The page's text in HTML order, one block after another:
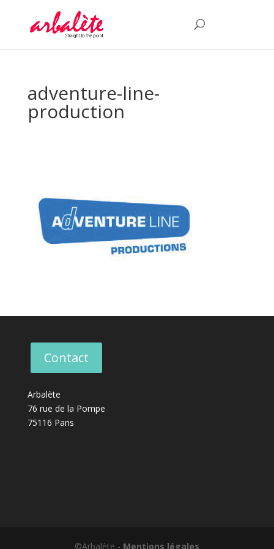
adventure-line-
production
Contact
Arbalète
76 rue de la Pompe
75116 Paris
©Arbalète - Mentions légales